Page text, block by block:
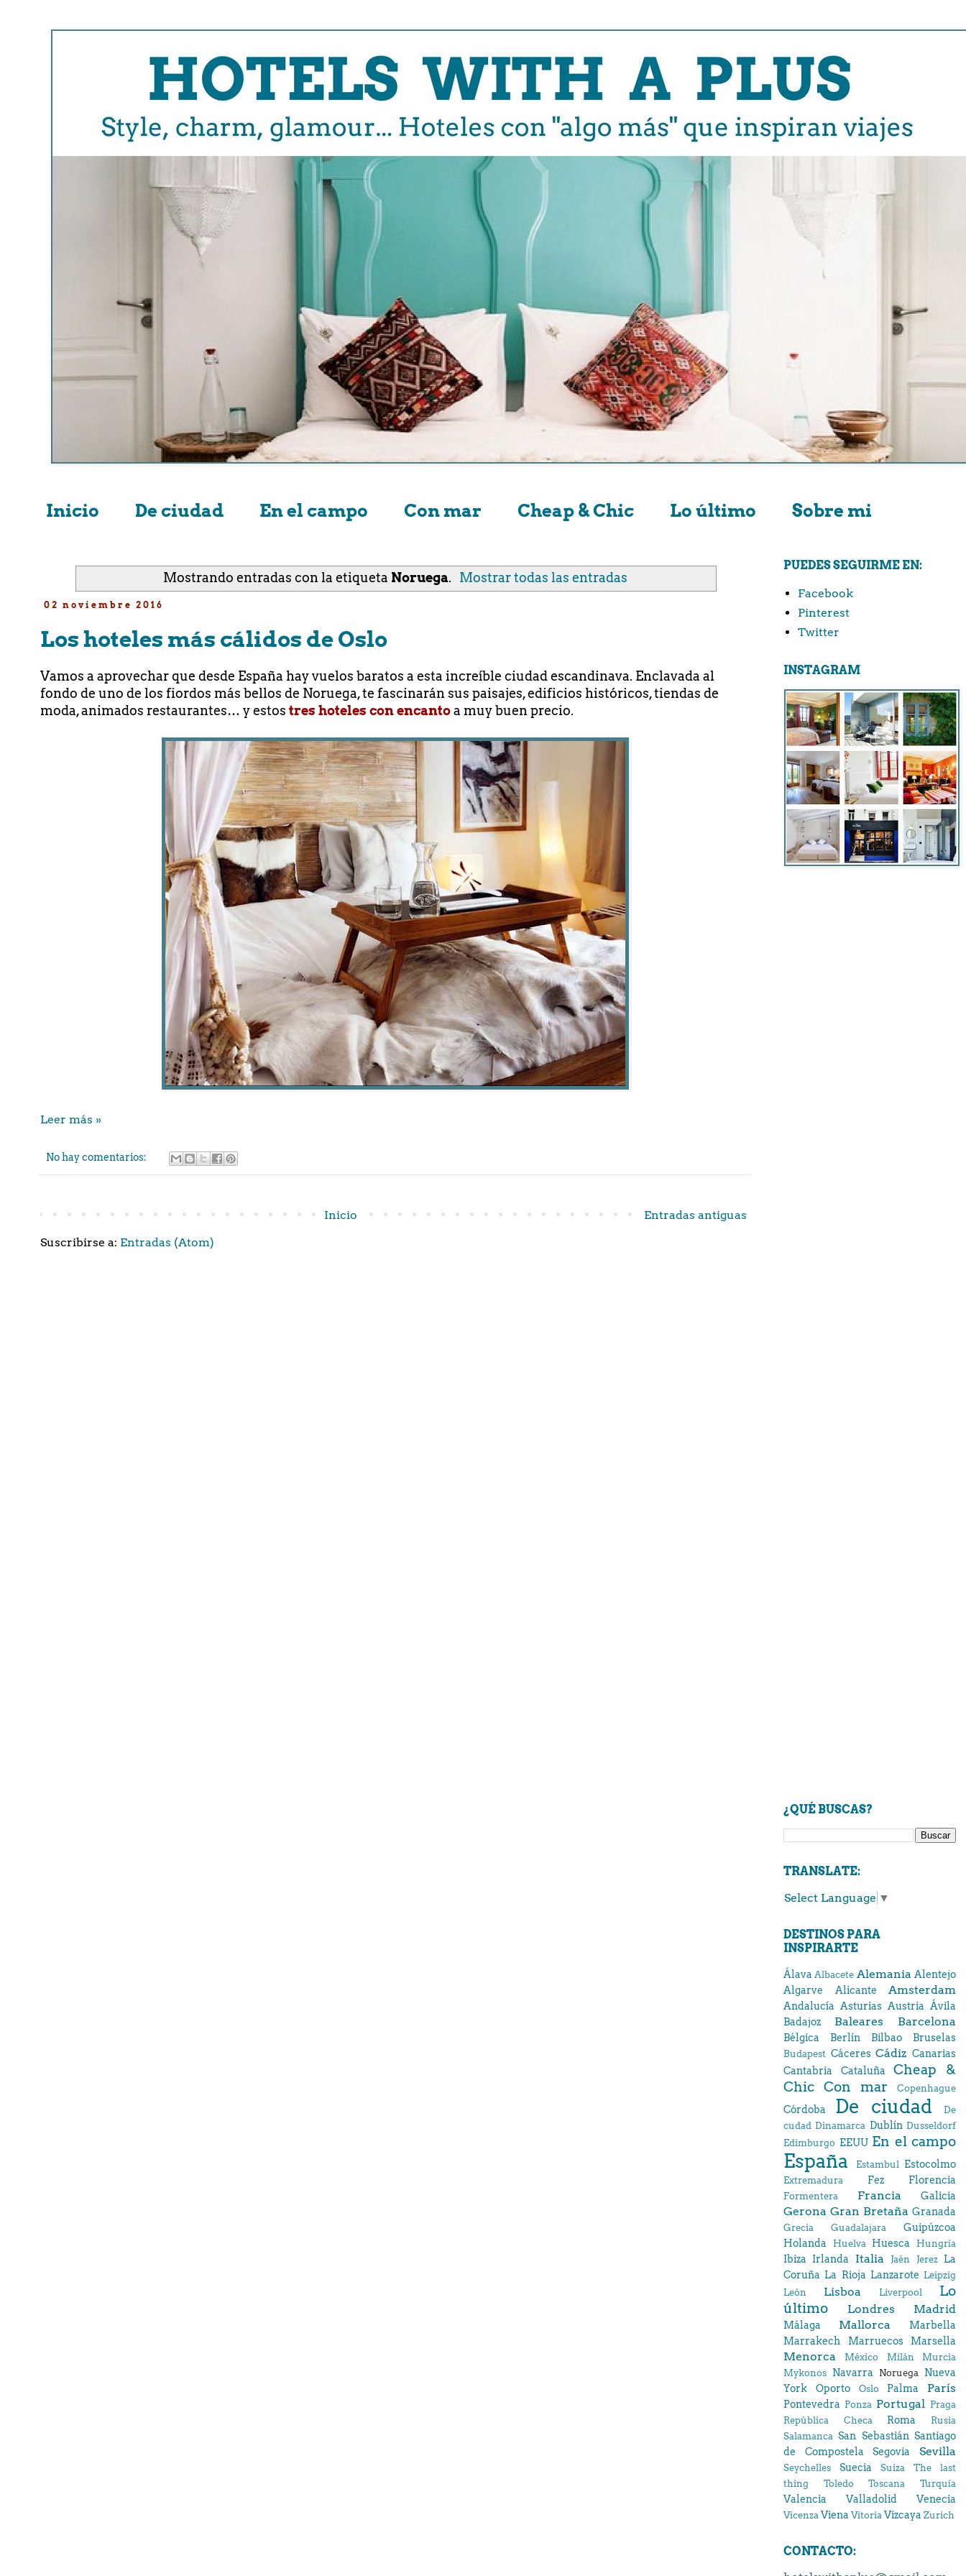
Inicio De ciudad En el campo Con mar Cheap & Chic Lo último Sobre mi
Mostrando entradas con la etiqueta Noruega. Mostrar todas las entradas
02 noviembre 2016
Los hoteles más cálidos de Oslo
Vamos a aprovechar que desde España hay vuelos baratos a esta increíble ciudad escandinava. Enclavada al
fondo de uno de los fiordos más bellos de Noruega, te fascinarán sus paisajes, edificios históricos, tiendas de
moda, animados restaurantes… y estos tres hoteles con encantoa muy buen precio.
Leer más »
No hay comentarios:
Entradas antiguas
Inicio
Suscribirse a: Entradas (Atom)
PUEDES SEGUIRME EN:
Facebook
Pinterest
Twitter
INSTAGRAM
¿QUÉ BUSCAS?
TRANSLATE:
Select Language ▼
DESTINOS PARA
INSPIRARTE
Álava Albacete Alemania Alentejo
Algarve
Alicante Amsterdam
Andalucía Asturias Austria Ávila
Badajoz
Baleares Barcelona
Bélgica Berlín Bilbao Bruselas
Budapest Cáceres Cádiz Canarias
Cantabria
Cataluña
Cheap &
Chic Con mar Copenhague
Córdoba De ciudad
De
cudad Dinamarca Dublín Dusseldorf
Edimburgo EEUU En el campo
España Estambul Estocolmo
Extremadura Fez Florencia
Formentera Francia Galicia
Gerona Gran Bretaña Granada
Grecia Guadalajara
Guipúzcoa
Holanda
Huelva Huesca Hungría
Ibiza Irlanda Italia Jaén Jerez
La
Coruña La Rioja Lanzarote Leipzig
León
Lisboa Liverpool
Lo
último
Londres Madrid
Málaga Mallorca
Marbella
Marrakech
Marruecos Marsella
Menorca México Milán
Murcia
Mykonos Navarra Noruega
Nueva
York
Oporto Oslo Palma París
Pontevedra Ponza Portugal Praga
República Checa
Roma
Rusia
Salamanca San Sebastián Santiago
de Compostela
Segovia Sevilla
Seychelles Suecia Suiza
The last
thing
Toledo Toscana Turquía
Valencia Valladolid Venecia
Vicenza Viena Vitoria Vizcaya Zurich
CONTACTO: